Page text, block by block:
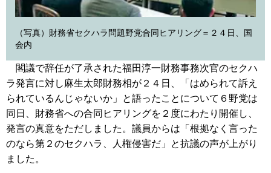
（写真）財務省セクハラ問題野党合同ヒアリング＝２４日、国
会内
閣議で辞任が了承された福田淳一財務事務次官のセクハ
ラ発言に対し麻生太郎財務相が２４日、「はめられて訴え
られているんじゃないか」と語ったことについて６野党は
同日、財務省への合同ヒアリングを２度にわたり開催し、
発言の真意をただしました。議員からは「根拠なく言った
のなら第２のセクハラ、人権侵害だ」と抗議の声が上がり
ました。